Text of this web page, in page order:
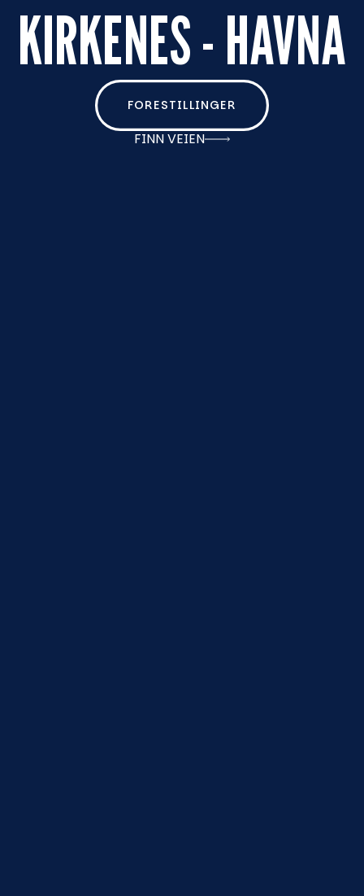
KIRKENES - HAVNA
FORESTILLINGER
FINN VEIEN